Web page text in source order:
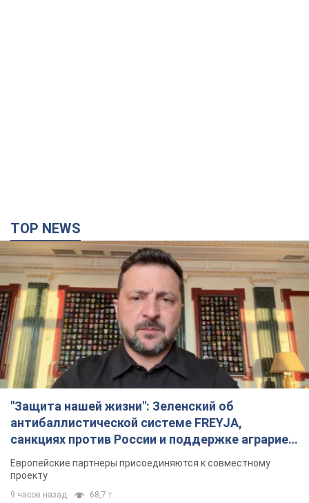
TOP NEWS
"Защита нашей жизни": Зеленский об
антибаллистической системе FREYJA,
санкциях против России и поддержке аграриев.
Видео
Европейские партнеры присоединяются к совместному
проекту
9 часов назад 68,7 т.